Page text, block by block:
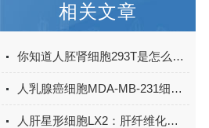
相关文章
你知道人胚肾细胞293T是怎么培育出来的吗？
人乳腺癌细胞MDA-MB-231细胞系的深度探索
人肝星形细胞LX2：肝纤维化与药物肝毒性的“星状细胞标尺”